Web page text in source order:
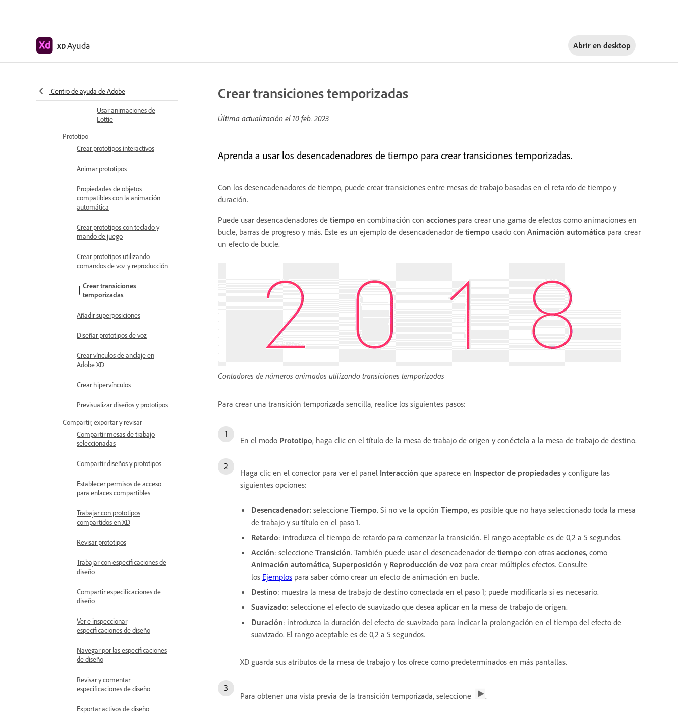
XDAyuda Abrir en desktop
Centro de ayuda de Adobe
Vídeos y animaciones Lottie
Cómo usar los vídeos
vídeos
Usar animaciones de
Lottie
Prototipo
Crear prototipos interactivos
Animar prototipos
Propiedades de objetos
compatibles con la animación
automática
Crear prototipos con teclado y
mando de juego
Crear prototipos utilizando
comandos de voz y reproducción
Crear transiciones
temporizadas
Añadir superposiciones
Diseñar prototipos de voz
Crear vínculos de anclaje en
Adobe XD
Crear hipervínculos
Previsualizar diseños y prototipos
Compartir, exportar y revisar
Compartir mesas de trabajo
seleccionadas
Compartir diseños y prototipos
Establecer permisos de acceso
para enlaces compartibles
Trabajar con prototipos
compartidos en XD
Revisar prototipos
Trabajar con especificaciones de
diseño
Compartir especificaciones de
diseño
Ver e inspeccionar
especificaciones de diseño
Navegar por las especificaciones
de diseño
Revisar y comentar
especificaciones de diseño
Exportar activos de diseño
Crear transiciones temporizadas
Última actualización el 10 feb. 2023
Aprenda a usar los desencadenadores de tiempo para crear transiciones temporizadas.
Con los desencadenadores de tiempo, puede crear transiciones entre mesas de trabajo basadas en el retardo de tiempo y
duración.
Puede usar desencadenadores de tiempo en combinación con acciones para crear una gama de efectos como animaciones en
bucle, barras de progreso y más. Este es un ejemplo de desencadenador de tiempo usado con Animación automática para crear
un efecto de bucle.
Contadores de números animados utilizando transiciones temporizadas
Para crear una transición temporizada sencilla, realice los siguientes pasos:
En el modo Prototipo, haga clic en el título de la mesa de trabajo de origen y conéctela a la mesa de trabajo de destino.
Haga clic en el conector para ver el panel Interacción que aparece en Inspector de propiedades y configure las
siguientes opciones:
Desencadenador: seleccione Tiempo. Si no ve la opción Tiempo, es posible que no haya seleccionado toda la mesa
de trabajo y su título en el paso 1.
Retardo: introduzca el tiempo de retardo para comenzar la transición. El rango aceptable es de 0,2 a 5 segundos.
Acción: seleccione Transición. También puede usar el desencadenador de tiempo con otras acciones, como
Animación automática, Superposición y Reproducción de voz para crear múltiples efectos. Consulte
los Ejemplos para saber cómo crear un efecto de animación en bucle.
Destino: muestra la mesa de trabajo de destino conectada en el paso 1; puede modificarla si es necesario.
Suavizado: seleccione el efecto de suavizado que desea aplicar en la mesa de trabajo de origen.
Duración: introduzca la duración del efecto de suavizado para indicar la prolongación en el tiempo del efecto de
suavizado. El rango aceptable es de 0,2 a 5 segundos.
XD guarda sus atributos de la mesa de trabajo y los ofrece como predeterminados en más pantallas.
Para obtener una vista previa de la transición temporizada, seleccione .